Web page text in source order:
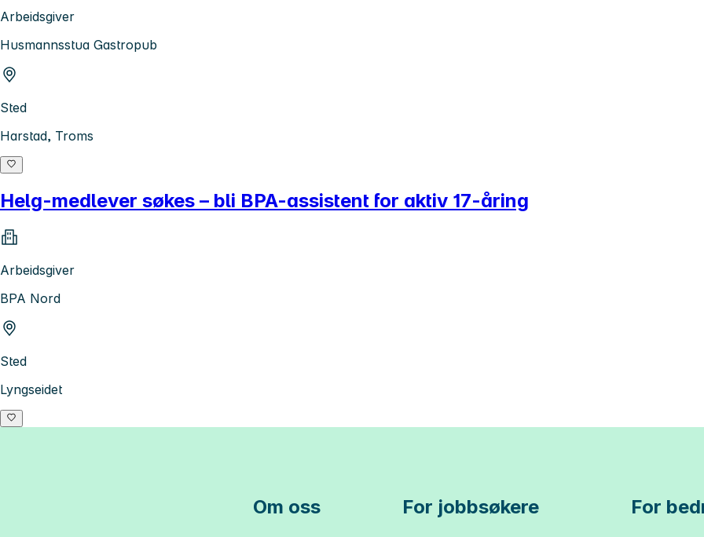
Arbeidsgiver
Husmannsstua Gastropub
Sted
Harstad, Troms
Helg-medlever søkes – bli BPA-assistent for aktiv 17-åring
Arbeidsgiver
BPA Nord
Sted
Lyngseidet
Om oss For jobbsøkere For